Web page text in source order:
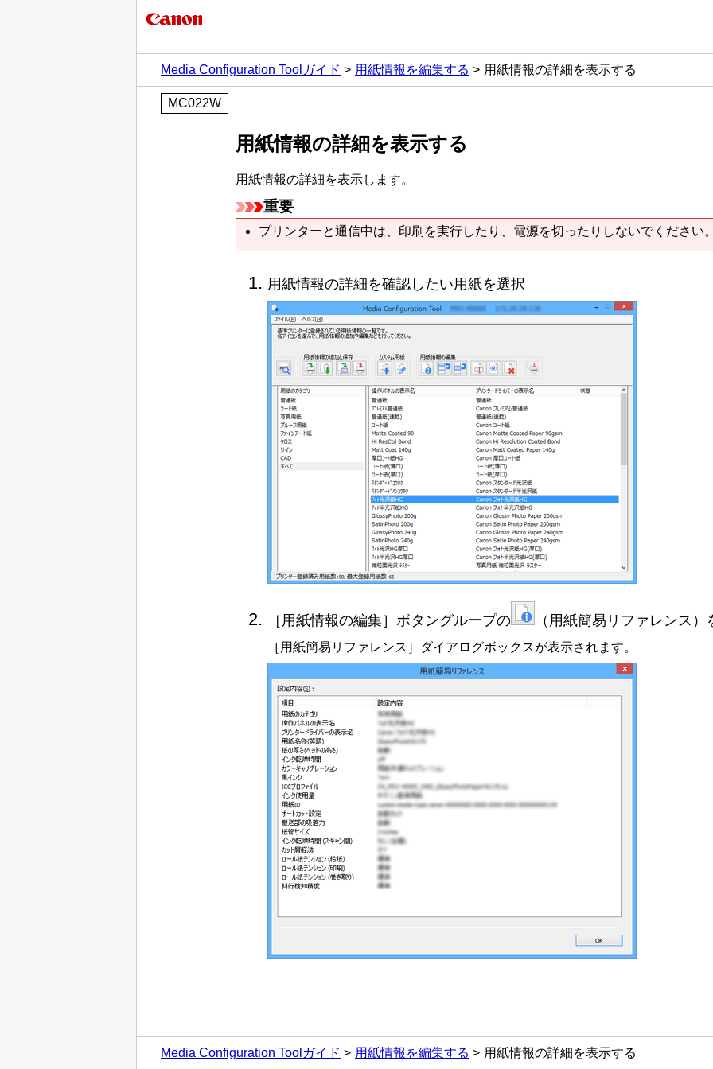
Media Configuration Toolガイド
用紙情報を編集する 用紙情報の詳細を表示する
MC022W
用紙情報の詳細を表示する
用紙情報の詳細を表示します。
重要
プリンターと通信中は、印刷を実行したり、電源を切ったりしないでください。
用紙情報の詳細を確認したい用紙を選択
［用紙情報の編集］ ボタングループの （用紙簡易リファレンス）
［用紙簡易リファレンス］ ダイアログボックスが表示されます。
Media Configuration Toolガイド 用紙情報を編集する 用紙情報の詳細を表示する